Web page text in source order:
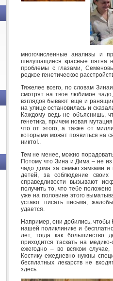
многочисленные анализы и
шелушащиеся красные пятна
проблемы с глазами,
редкое генетическое
Тяжелее всего, по словам
смотрят на твое любимое
взглядов бывают еще и
на улице остановилась и
Каждому ведь не объяснишь,
генетика, причем новая
что от этого, а также от
которыми может появиться на
никто!..
Тем не менее, можно
Потому что Зина и Дима – не
чадо дома за семью замками
детей, за соблюдение
справедливости вызывают
получить то, что тебе
уже на половине этого
устают писать письма,
удается.
Например, они добились, чтобы
нашей поликлинике и
лет, тогда как большинство
приходится таскать на
ежегодно – во всяком
Костику ежедневно нужны
бесплатных лекарств не
здесь.